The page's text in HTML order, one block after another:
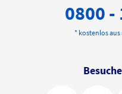
0800 -
* kostenlos